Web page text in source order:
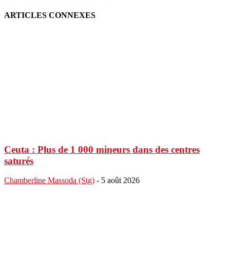
ARTICLES CONNEXES
Ceuta : Plus de 1 000 mineurs dans des centres
saturés
Chamberline Massoda (Stg) - 5 août 2026